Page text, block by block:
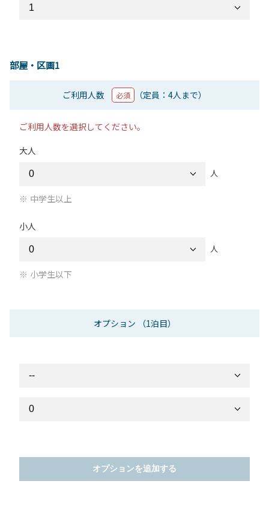
部屋・区画1
ご利用人数 必須 （定員：4人まで）
ご利用人数を選択してください。
大人
人
中学生以上
小人
人
小学生以下
オプション （1泊目）
オプションを追加する